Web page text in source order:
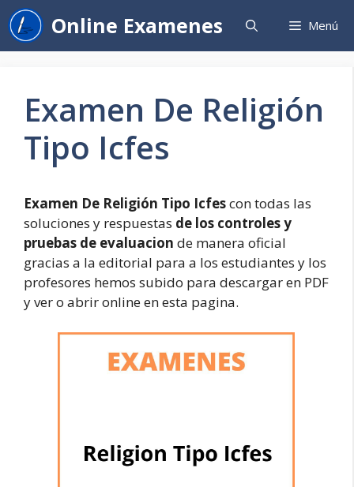
Saltar
al
contenido
Online Examenes Menú
Examen De Religión
Tipo Icfes
Examen De Religión Tipo Icfescon todas las
soluciones y respuestas de los controles y
pruebas de evaluacion de manera oficial
gracias a la editorial para a los estudiantes y los
profesores hemos subido para descargar en PDF
y ver o abrir online en esta pagina.